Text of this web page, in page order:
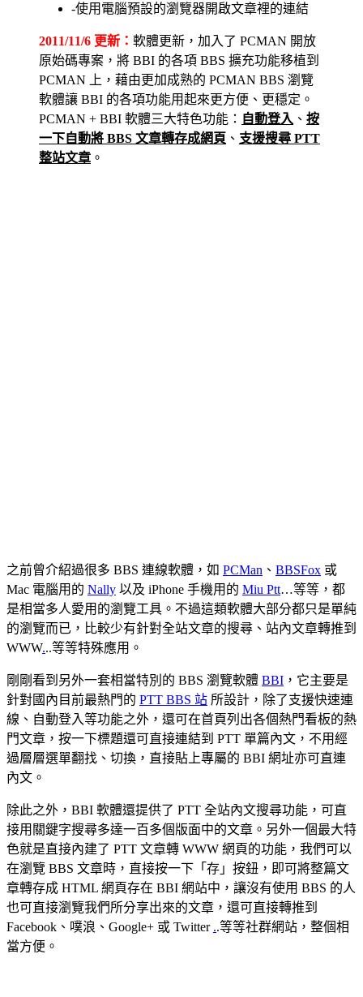
-使用電腦預設的瀏覽器開啟文章裡的連結
2011/11/6 更新： 軟體更新，加入了 PCMAN 開放
原始碼專案，將 BBI 的各項 BBS 擴充功能移植到
PCMAN 上，藉由更加成熟的 PCMAN BBS 瀏覽
軟體讓 BBI 的各項功能用起來更方便、更穩定。
PCMAN + BBI 軟體三大特色功能： 自動登入 、 按
一下自動將 BBS 文章轉存成網頁 、 支援搜尋 PTT
整站文章 。
之前曾介紹過很多 BBS 連線軟體，如 PCMan 、 BBSFox 或
Mac 電腦用的 Nally 以及 iPhone 手機用的 Miu Ptt…等等，都
是相當多人愛用的瀏覽工具。不過這類軟體大部分都只是單純
的瀏覽而已，比較少有針對全站文章的搜尋、站內文章轉推到
WWW...等等特殊應用。
剛剛看到另外一套相當特別的 BBS 瀏覽軟體 BBI ，它主要是
針對國內目前最熱門的 PTT BBS 站 所設計，除了支援快速連
線、自動登入等功能之外，還可在首頁列出各個熱門看板的熱
門文章，按一下標題還可直接連結到 PTT 單篇內文，不用經
過層層選單翻找、切換，直接貼上專屬的 BBI 網址亦可直連
內文。
除此之外，BBI 軟體還提供了 PTT 全站內文搜尋功能，可直
接用關鍵字搜尋多達一百多個版面中的文章。另外一個最大特
色就是直接內建了 PTT 文章轉 WWW 網頁的功能，我們可以
在瀏覽 BBS 文章時，直接按一下「存」按鈕，即可將整篇文
章轉存成 HTML 網頁存在 BBI 網站中，讓沒有使用 BBS 的人
也可直接瀏覽我們所分享出來的文章，還可直接轉推到
Facebook、噗浪、Google+ 或 Twitter ..等等社群網站，整個相
當方便。